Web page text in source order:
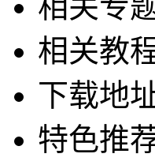
相关教
下载地
特色推